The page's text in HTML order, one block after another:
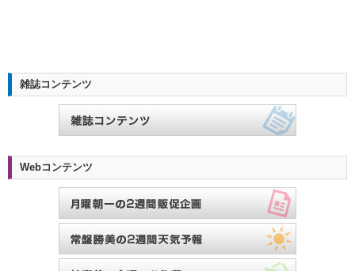
雑誌コンテンツ
Webコンテンツ